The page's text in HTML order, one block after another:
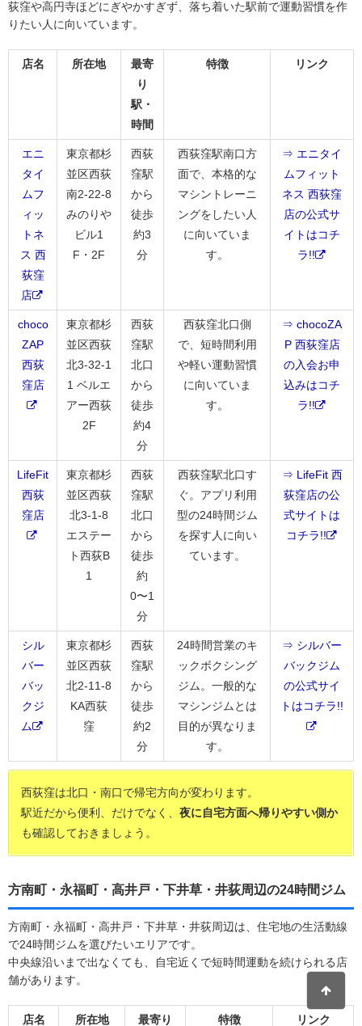
荻窪や高円寺ほどにぎやかすぎず、落ち着いた駅前で運動習慣を作
りたい人に向いています。
店名 所在地
最寄
り
駅・
時間
特徴 リンク
エニ
タイ
ムフ
ィッ
トネ
ス 西
荻窪
店
東京都杉
並区西荻
南2-22-8
みのりや
ビル1
F・2F
西荻
窪駅
から
徒歩
約3
分
西荻窪駅南口方
面で、本格的な
マシントレーニ
ングをしたい人
に向いていま
す。
⇒ エニタイ
ムフィット
ネス 西荻窪
店の公式サ
イトはコチ
ラ!!
choco
ZAP
西荻
窪店
東京都杉
並区西荻
北3-32-1
1 ベルエ
アー西荻
2F
西荻
窪駅
北口
から
徒歩
約4
分
西荻窪北口側
で、短時間利用
や軽い運動習慣
に向いていま
す。
⇒ chocoZA
P 西荻窪店
の入会お申
込みはコチ
ラ!!
LifeFit
西荻
窪店
東京都杉
並区西荻
北3-1-8
エステー
ト西荻B
1
西荻
窪駅
北口
から
徒歩
約
0〜1
分
西荻窪駅北口す
ぐ。アプリ利用
型の24時間ジム
を探す人に向い
ています。
⇒ LifeFit 西
荻窪店の公
式サイトは
コチラ!!
シル
バー
バッ
クジ
ム
東京都杉
並区西荻
北2-11-8
KA西荻
窪
西荻
窪駅
から
徒歩
約2
分
24時間営業のキ
ックボクシング
ジム。一般的な
マシンジムとは
目的が異なりま
す。
⇒ シルバー
バックジム
の公式サイ
トはコチラ!!
西荻窪は北口・南口で帰宅方向が変わります。
駅近だから便利、だけでなく、 夜に自宅方面へ帰りやすい側か
も確認しておきましょう。
方南町・永福町・高井戸・下井草・井荻周辺の24時間ジム
方南町・永福町・高井戸・下井草・井荻周辺は、住宅地の生活動線
で24時間ジムを選びたいエリアです。
中央線沿いまで出なくても、自宅近くで短時間運動を続けられる店
舗があります。
店名 所在地 最寄り 特徴 リンク